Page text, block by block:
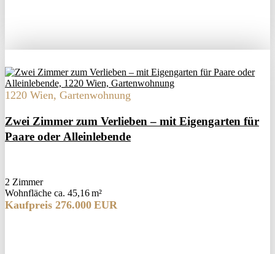
1220 Wien, Gartenwohnung
Zwei Zimmer zum Verlieben – mit Eigengarten für
Paare oder Alleinlebende
2 Zimmer
Wohnfläche ca. 45,16 m²
Kaufpreis 276.000 EUR